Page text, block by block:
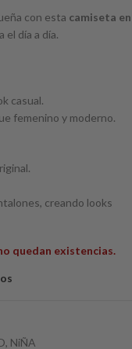
con esta camiseta en
el día a día.
casual.
femenino y moderno.
creando looks
quedan existencias.
, NiÑA